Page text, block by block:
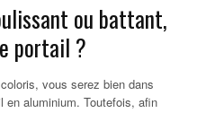
ou battant,
portail ?
vous serez bien dans
en aluminium. Toutefois, afin